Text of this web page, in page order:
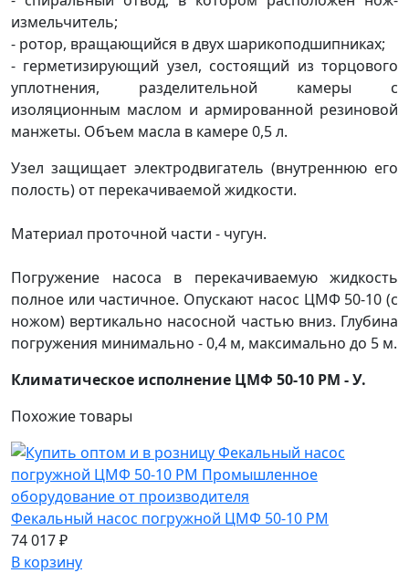
измельчитель;
- ротор, вращающийся в двух шарикоподшипниках;
- герметизирующий узел, состоящий из торцового
уплотнения, разделительной камеры с
изоляционным маслом и армированной резиновой
манжеты. Объем масла в камере 0,5 л.
Узел защищает электродвигатель (внутреннюю его
полость) от перекачиваемой жидкости.
Материал проточной части - чугун.
Погружение насоса в перекачиваемую жидкость
полное или частичное. Опускают насос ЦМФ 50-10 (с
ножом) вертикально насосной частью вниз. Глубина
погружения минимально - 0,4 м, максимально до 5 м.
Климатическое исполнение ЦМФ 50-10 РМ - У.
Похожиетовары
Фекальный насос погружной ЦМФ 50-10 РМ
74 017 ₽
В корзину